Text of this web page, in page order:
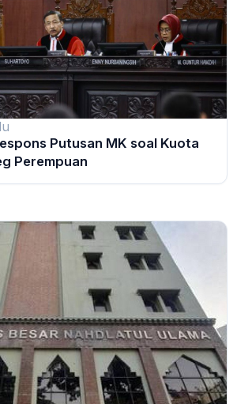
Putusan MK soal Kuota
Perempuan